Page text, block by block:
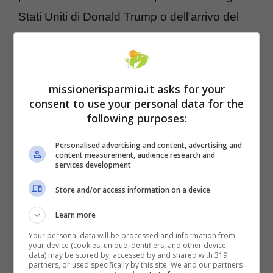
Stati Uniti di Donald Trump o dell’arrivo del
alla settimana per 2 mesi, in cui non si dovrà
della serie animata episodio per episodio e
annotare le puntante più pertinenti alla
ricerca per poi interfacciarsi con degli esperti
che creeranno una lista di possibili scenari
futuri che la serie avrebbe previsto.
missionerisparmio.it asks for your
consent to use your personal data for the
following purposes:
Personalised advertising and content, advertising and
content measurement, audience research and
services development
Store and/or access information on a device
Learn more
Your personal data will be processed and information from
your device (cookies, unique identifiers, and other device
data) may be stored by, accessed by and shared with 319
partners, or used specifically by this site. We and our partners